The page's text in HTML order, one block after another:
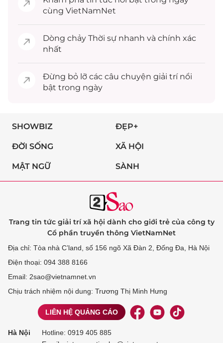
cùng VietNamNet
Dòng chảy Thời sự nhanh và chính xác
nhất
Đừng bỏ lỡ các câu chuyện giải trínổi
bật trong ngày
SHOWBIZ ĐẸP+
ĐỜI SỐNG XÃ HỘI
MẬT NGỮ SÀNH
Trang tin tức giải trí xã hội dành cho giới trẻ của công ty
Cổ phần truyền thông VietNamNet
Địa chỉ: Tòa nhà C’land, số 156 ngõ Xã Đàn 2, Đống Đa, Hà Nội
Điện thoại: 094 388 8166
Email: 2sao@vietnamnet.vn
Chịu trách nhiệm nội dung: Trương Thị Minh Hưng
LIÊN HỆ QUẢNG CÁO
Hà Nội Hotline: 0919 405 885